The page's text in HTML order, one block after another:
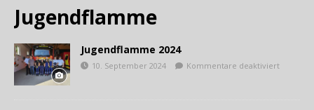
Jugendflamme
Jugendflamme 2024
10. September 2024 Kommentare deaktiviert